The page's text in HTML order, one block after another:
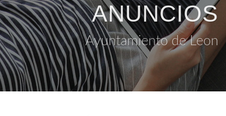
ANUNCIOS
Ayuntamiento de Leon